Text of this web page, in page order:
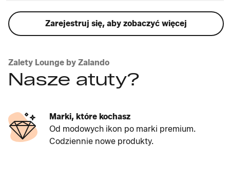
Zarejestruj się, aby zobaczyć więcej
Zalety Lounge by Zalando
Nasze atuty?
Darmowe zwroty
Przymierz wszystko w domu. Nie pasuje?
Odeślij za darmo.